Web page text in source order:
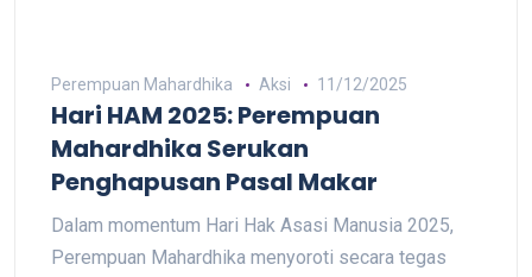
Perempuan Mahardhika Aksi 11/12/2025
Hari HAM 2025: Perempuan
Mahardhika Serukan
Penghapusan Pasal Makar
Dalam momentum Hari Hak Asasi Manusia 2025,
Perempuan Mahardhika menyoroti secara tegas